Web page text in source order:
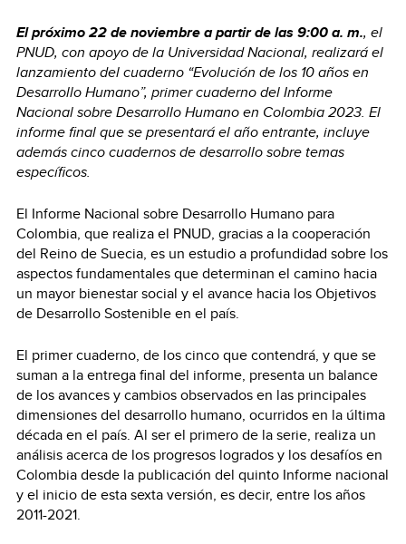
El próximo 22 de noviembre a partir de las 9:00 a. m., el
PNUD, con apoyo de la Universidad Nacional, realizará el
lanzamiento del cuaderno “Evolución de los 10 años en
Desarrollo Humano”, primer cuaderno del Informe
Nacional sobre Desarrollo Humano en Colombia 2023. El
informe final que se presentará el año entrante, incluye
además cinco cuadernos de desarrollo sobre temas
específicos.
El Informe Nacional sobre Desarrollo Humano para
Colombia, que realiza el PNUD, gracias a la cooperación
del Reino de Suecia, es un estudio a profundidad sobre los
aspectos fundamentales que determinan el camino hacia
un mayor bienestar social y el avance hacia los Objetivos
de Desarrollo Sostenible en el país.
El primer cuaderno, de los cinco que contendrá, y que se
suman a la entrega final del informe, presenta un balance
de los avances y cambios observados en las principales
dimensiones del desarrollo humano, ocurridos en la última
década en el país. Al ser el primero de la serie, realiza un
análisis acerca de los progresos logrados y los desafíos en
Colombia desde la publicación del quinto Informe nacional
y el inicio de esta sexta versión, es decir, entre los años
2011-2021.